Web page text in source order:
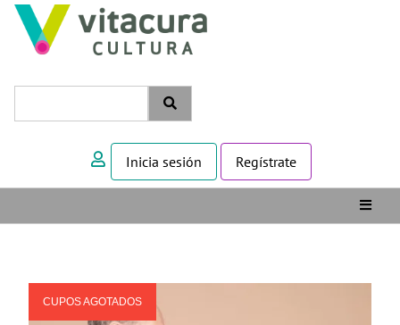
Inicia sesión Regístrate
CUPOS AGOTADOS